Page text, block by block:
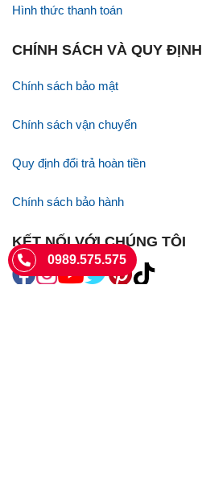
Hình thức thanh toán
CHÍNH SÁCH VÀ QUY ĐỊNH
Chính sách bảo mật
Chính sách vận chuyển
Quy định đổi trả hoàn tiền
Chính sách bảo hành
KẾT NỐI VỚI CHÚNG TÔI
0989.575.575